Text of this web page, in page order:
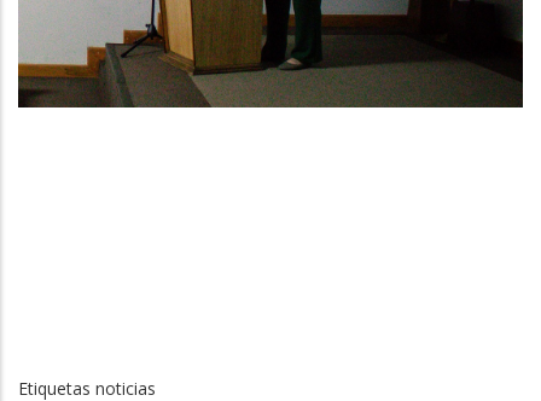
Etiquetas noticias